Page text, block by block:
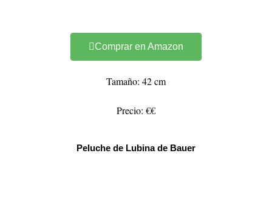
Comprar en Amazon
Tamaño: 42 cm
Precio: €€
Peluche de Lubina de Bauer